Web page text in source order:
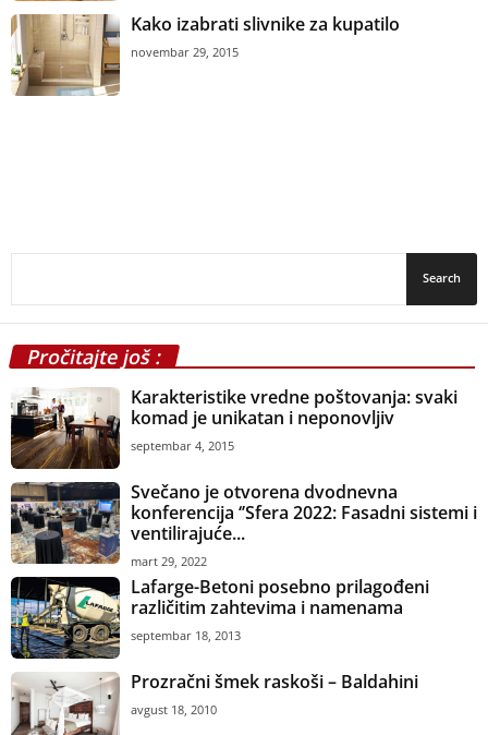
Kako izabrati slivnike za kupatilo
novembar 29, 2015
Pročitajte još :
Karakteristike vredne poštovanja: svaki
komad je unikatan i neponovljiv
septembar 4, 2015
Svečano je otvorena dvodnevna
konferencija ‘’Sfera 2022: Fasadni sistemi i
ventilirajuće...
mart 29, 2022
Lafarge-Betoni posebno prilagođeni
različitim zahtevima i namenama
septembar 18, 2013
Prozračni šmek raskoši – Baldahini
avgust 18, 2010